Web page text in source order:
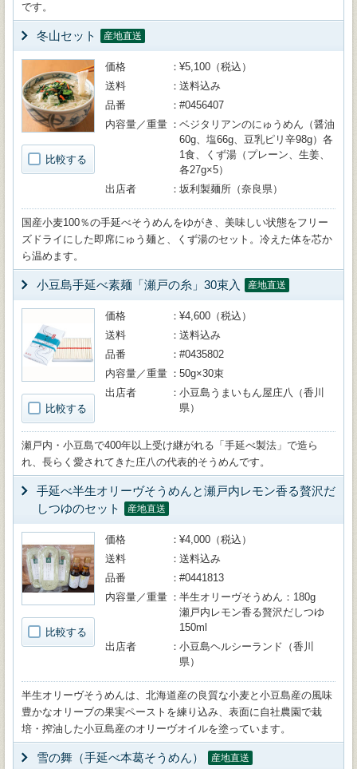
です。
冬山セット 産地直送
比較する
価格
¥5,100（税込）
送料
送料込み
品番
#0456407
内容量／重量
ベジタリアンのにゅうめん（醤油
60g、塩66g、豆乳ピリ辛98g）各
1食、くず湯（プレーン、生姜、
各27g×5）
出店者
坂利製麺所（奈良県）
国産小麦100％の手延べそうめんをゆがき、美味しい状態をフリー
ズドライにした即席にゅう麺と、くず湯のセット。冷えた体を芯か
ら温めます。
小豆島手延べ素麺「瀬戸の糸」30束入 産地直送
比較する
価格
¥4,600（税込）
送料
送料込み
品番
#0435802
内容量／重量
50g×30束
出店者
小豆島うまいもん屋庄八（香川
県）
瀬戸内・小豆島で400年以上受け継がれる「手延べ製法」で造ら
れ、長らく愛されてきた庄八の代表的そうめんです。
手延べ半生オリーヴそうめんと瀬戸内レモン香る贅沢だ
しつゆのセット
産地直送
比較する
価格
¥4,000（税込）
送料
送料込み
品番
#0441813
内容量／重量
半生オリーヴそうめん：180g
瀬戸内レモン香る贅沢だしつゆ
150ml
出店者
小豆島ヘルシーランド（香川
県）
半生オリーヴそうめんは、北海道産の良質な小麦と小豆島産の風味
豊かなオリーブの果実ペーストを練り込み、表面に自社農園で栽
培・搾油した小豆島産のオリーヴオイルを塗っています。
雪の舞（手延べ本葛そうめん） 産地直送